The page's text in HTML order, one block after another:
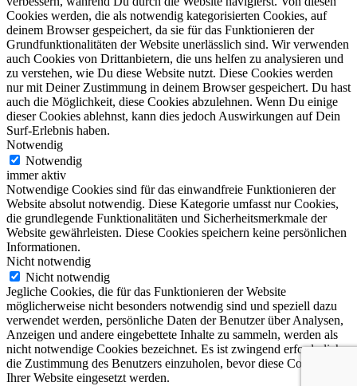
Cookies werden, die als notwendig kategorisierten Cookies, auf
deinem Browser gespeichert, da sie für das Funktionieren der
Grundfunktionalitäten der Website unerlässlich sind. Wir verwenden
auch Cookies von Drittanbietern, die uns helfen zu analysieren und
zu verstehen, wie Du diese Website nutzt. Diese Cookies werden
nur mit Deiner Zustimmung in deinem Browser gespeichert. Du hast
auch die Möglichkeit, diese Cookies abzulehnen. Wenn Du einige
dieser Cookies ablehnst, kann dies jedoch Auswirkungen auf Dein
Surf-Erlebnis haben.
Notwendig
Notwendig
immer aktiv
Notwendige Cookies sind für das einwandfreie Funktionieren der
Website absolut notwendig. Diese Kategorie umfasst nur Cookies,
die grundlegende Funktionalitäten und Sicherheitsmerkmale der
Website gewährleisten. Diese Cookies speichern keine persönlichen
Informationen.
Nicht notwendig
Nicht notwendig
Jegliche Cookies, die für das Funktionieren der Website
möglicherweise nicht besonders notwendig sind und speziell dazu
verwendet werden, persönliche Daten der Benutzer über Analysen,
Anzeigen und andere eingebettete Inhalte zu sammeln, werden als
nicht notwendige Cookies bezeichnet. Es ist zwingend erforderlich,
die Zustimmung des Benutzers einzuholen, bevor diese Cookies auf
Ihrer Website eingesetzt werden.